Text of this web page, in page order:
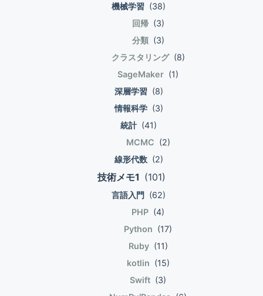
機械学習 (38)
回帰 (3)
分類 (3)
クラスタリング (8)
SageMaker (1)
深層学習 (8)
情報科学 (3)
統計 (41)
MCMC (2)
線形代数 (2)
技術メモ1 (101)
言語入門 (62)
PHP (4)
Python (17)
Ruby (11)
kotlin (15)
Swift (3)